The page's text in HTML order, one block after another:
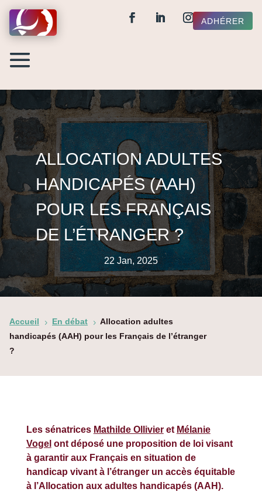
ADHÉRER
ALLOCATION ADULTES
HANDICAPÉS (AAH)
POUR LES FRANÇAIS
DE L’ÉTRANGER ?
22 Jan, 2025
Accueil 5 En débat 5 Allocation adultes
handicapés (AAH) pour les Français de l’étranger
?
Les sénatrices Mathilde Ollivieret Mélanie
Vogel ont déposé une proposition de loi visant
à garantir aux Français en situation de
handicap vivant à l’étranger un accès équitable
à l’Allocation aux adultes handicapés (AAH).